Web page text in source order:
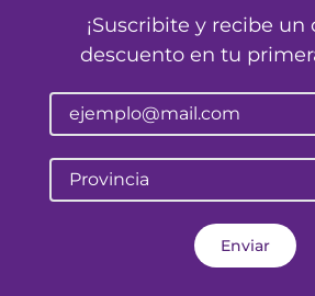
¡Suscribite y recibe un
descuento en tu
Provincia
Enviar